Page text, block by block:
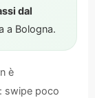
dal
a Bologna.
è
swipe poco